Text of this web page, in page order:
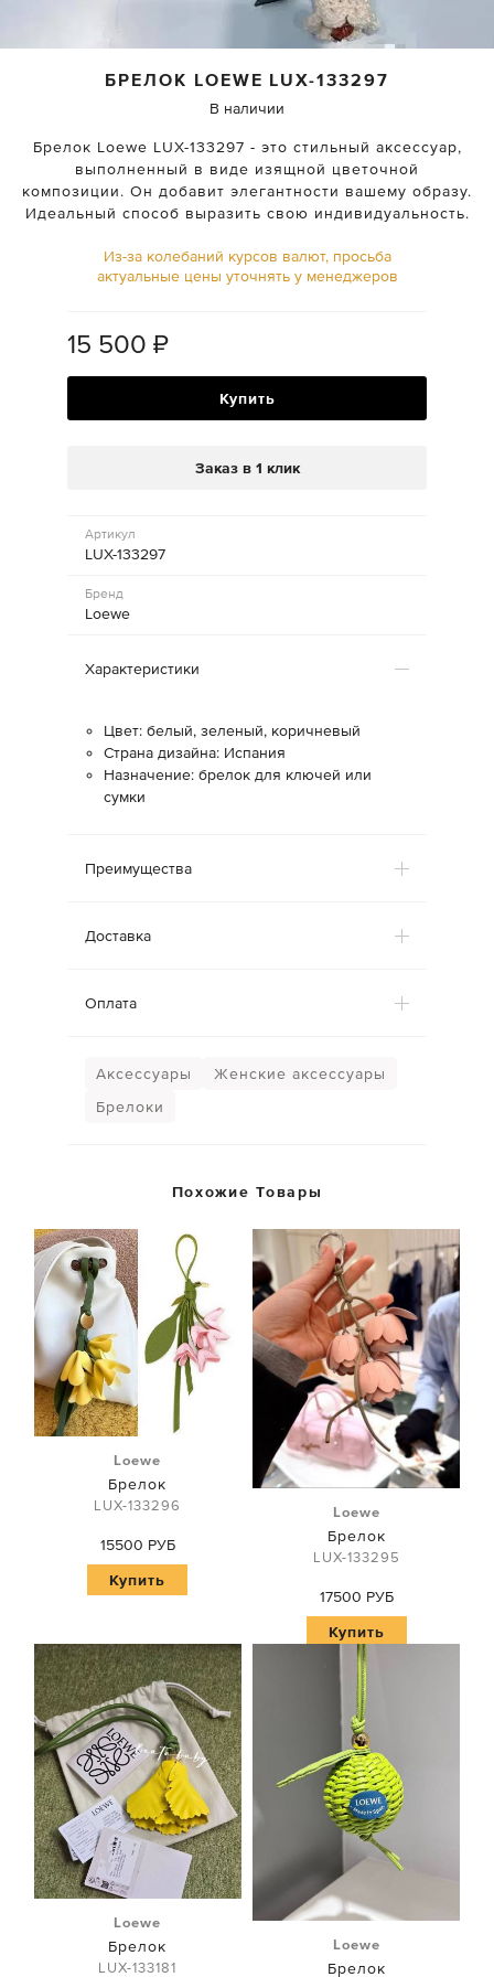
БРЕЛОК LOEWE LUX-133297
В наличии
Брелок Loewe LUX-133297 - это стильный аксессуар,
выполненный в виде изящной цветочной
композиции. Он добавит элегантности вашему образу.
Идеальный способ выразить свою индивидуальность.
Из-за колебаний курсов валют, просьба
актуальные цены уточнять у менеджеров
15 500 ₽
Купить
Заказ в 1 клик
Артикул
LUX-133297
Бренд
Loewe
Характеристики
Цвет: белый, зеленый, коричневый
Страна дизайна: Испания
Назначение: брелок для ключей или
сумки
Преимущества
Доставка
Оплата
Аксессуары
Женские аксессуары
Брелоки
Похожие Товары
Loewe
Брелок
LUX-133296
15500 РУБ
Купить
Loewe
Брелок
LUX-133295
17500 РУБ
Купить
Loewe
Брелок
LUX-133181
Loewe
Брелок